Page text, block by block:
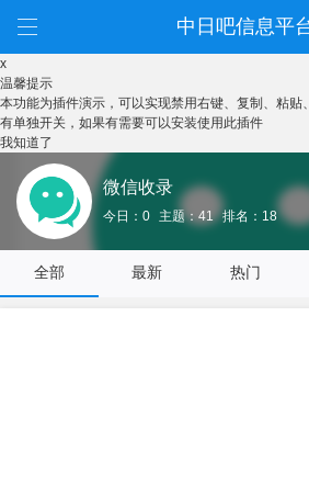
中日吧信息平
x
温馨提示
本功能为插件演示，可以实现禁用右键、复制、粘贴
有单独开关，如果有需要可以安装使用此插件
我知道了
微信收录
今日：0 主题：41 排名：18
全部 最新 热门